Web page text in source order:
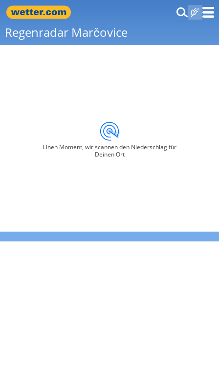
Regenradar Marčovice
Einen Moment, wir scannen den Niederschlag für
Deinen Ort